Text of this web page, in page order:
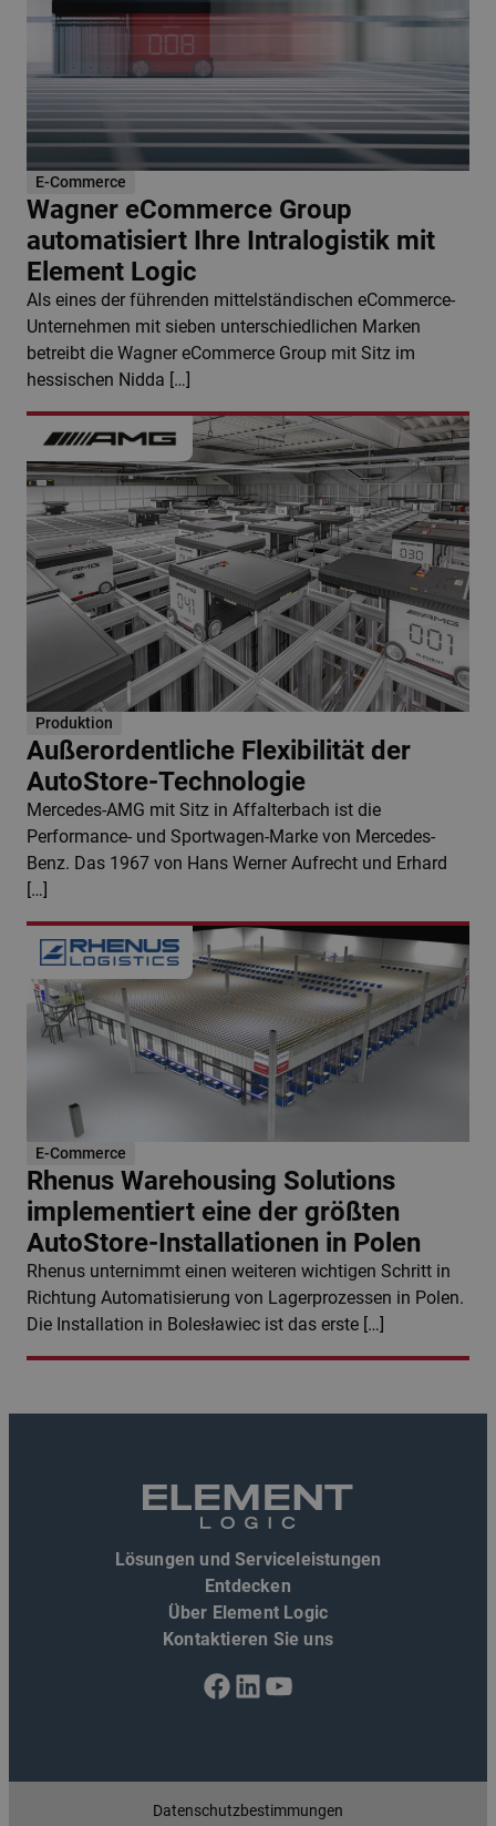
E-Commerce
Wagner eCommerce Group
automatisiert Ihre Intralogistik mit
Element Logic
Als eines der führenden mittelständischen eCommerce-
Unternehmen mit sieben unterschiedlichen Marken
betreibt die Wagner eCommerce Group mit Sitz im
hessischen Nidda […]
Produktion
Außerordentliche Flexibilität der
AutoStore-Technologie
Mercedes-AMG mit Sitz in Affalterbach ist die
Performance- und Sportwagen-Marke von Mercedes-
Benz. Das 1967 von Hans Werner Aufrecht und Erhard
[…]
E-Commerce
Rhenus Warehousing Solutions
implementiert eine der größten
AutoStore-Installationen in Polen
Rhenus unternimmt einen weiteren wichtigen Schritt in
Richtung Automatisierung von Lagerprozessen in Polen.
Die Installation in Bolesławiec ist das erste […]
Lösungen und Serviceleistungen
Entdecken
Über Element Logic
Kontaktieren Sie uns
Facebook
LinkedIn
YouTube
Datenschutzbestimmungen